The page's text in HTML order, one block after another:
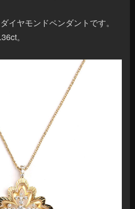
イヤモンドペンダントです。
。